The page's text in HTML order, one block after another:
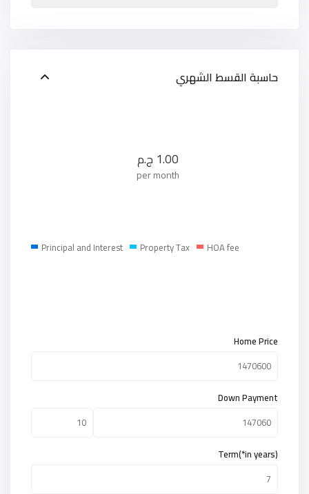
حاسبة القسط الشهري
1.00 ج.م
per month
Principal and Interest Property Tax HOA fee
Home Price
Down Payment
Term(*in years)